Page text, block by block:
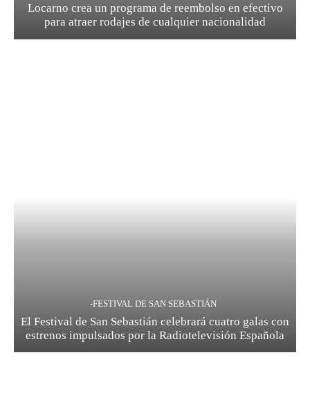
Locarno crea un programa de reembolso en efectivo
para atraer rodajes de cualquier nacionalidad
-FESTIVAL DE SAN SEBASTIÁN
El Festival de San Sebastián celebrará cuatro galas con
estrenos impulsados por la Radiotelevisión Española